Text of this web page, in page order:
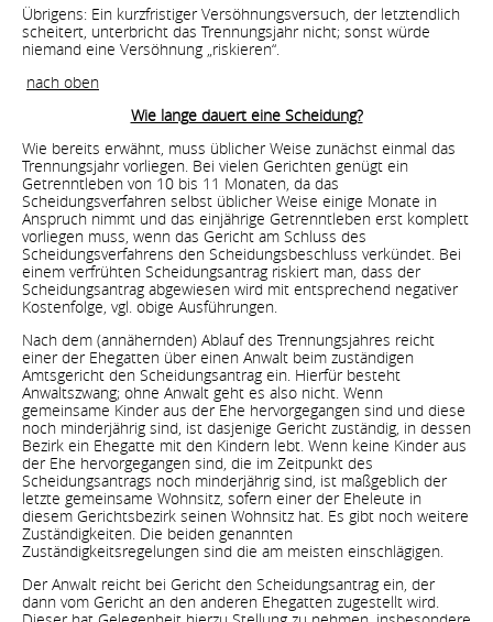
Übrigens: Ein kurzfristiger Versöhnungsversuch, der letztendlich
scheitert, unterbricht das Trennungsjahr nicht; sonst würde
niemand eine Versöhnung „riskieren“.
nach oben
Wie lange dauert eine Scheidung?
Wie bereits erwähnt, muss üblicher Weise zunächst einmal das
Trennungsjahr vorliegen. Bei vielen Gerichten genügt ein
Getrenntleben von 10 bis 11 Monaten, da das
Scheidungsverfahren selbst üblicher Weise einige Monate in
Anspruch nimmt und das einjährige Getrenntleben erst komplett
vorliegen muss, wenn das Gericht am Schluss des
Scheidungsverfahrens den Scheidungsbeschluss verkündet. Bei
einem verfrühten Scheidungsantrag riskiert man, dass der
Scheidungsantrag abgewiesen wird mit entsprechend negativer
Kostenfolge, vgl. obige Ausführungen.
Nach dem (annähernden) Ablauf des Trennungsjahres reicht
einer der Ehegatten über einen Anwalt beim zuständigen
Amtsgericht den Scheidungsantrag ein. Hierfür besteht
Anwaltszwang; ohne Anwalt geht es also nicht. Wenn
gemeinsame Kinder aus der Ehe hervorgegangen sind und diese
noch minderjährig sind, ist dasjenige Gericht zuständig, in dessen
Bezirk ein Ehegatte mit den Kindern lebt. Wenn keine Kinder aus
der Ehe hervorgegangen sind, die im Zeitpunkt des
Scheidungsantrags noch minderjährig sind, ist maßgeblich der
letzte gemeinsame Wohnsitz, sofern einer der Eheleute in
diesem Gerichtsbezirk seinen Wohnsitz hat. Es gibt noch weitere
Zuständigkeiten. Die beiden genannten
Zuständigkeitsregelungen sind die am meisten einschlägigen.
Der Anwalt reicht bei Gericht den Scheidungsantrag ein, der
dann vom Gericht an den anderen Ehegatten zugestellt wird.